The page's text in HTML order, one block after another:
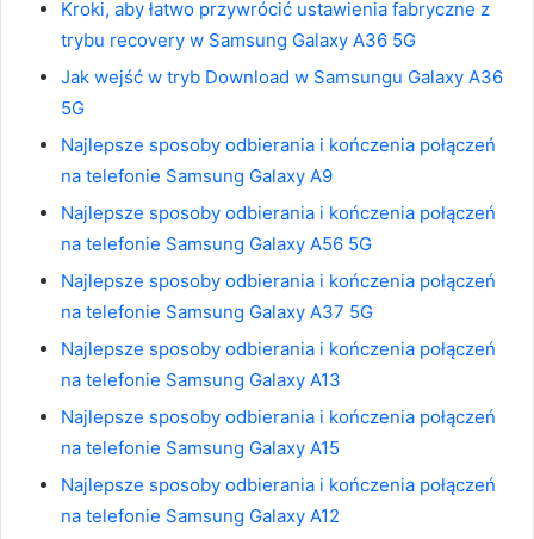
Kroki, aby łatwo przywrócić ustawienia fabryczne z
trybu recovery w Samsung Galaxy A36 5G
Jak wejść w tryb Download w Samsungu Galaxy A36
5G
Najlepsze sposoby odbierania i kończenia połączeń
na telefonie Samsung Galaxy A9
Najlepsze sposoby odbierania i kończenia połączeń
na telefonie Samsung Galaxy A56 5G
Najlepsze sposoby odbierania i kończenia połączeń
na telefonie Samsung Galaxy A37 5G
Najlepsze sposoby odbierania i kończenia połączeń
na telefonie Samsung Galaxy A13
Najlepsze sposoby odbierania i kończenia połączeń
na telefonie Samsung Galaxy A15
Najlepsze sposoby odbierania i kończenia połączeń
na telefonie Samsung Galaxy A12